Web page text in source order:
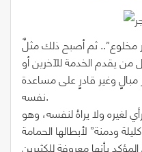
مخلوع”.. ثم أصبح ذلك مثلٌ
يقدم الخدمة للآخرين أو
وغير قادرٍ على مساعدة
نفسه.
لغيره ولا يراهُ لنفسه، وهو
ودمنة” لأبطالها الحمامة